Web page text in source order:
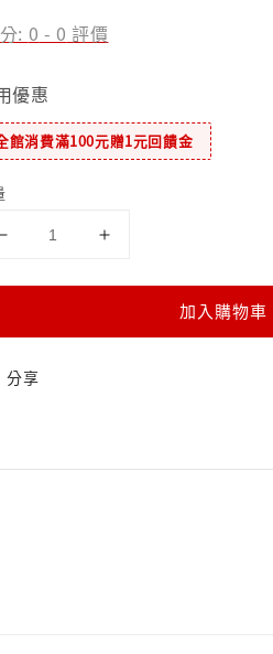
: 0 - 0 評價
優惠
館消費滿100元贈1元回饋金
加入購物車
分享